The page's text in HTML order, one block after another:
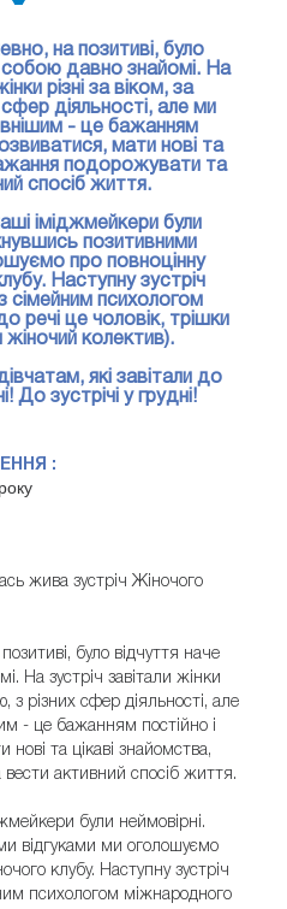
на позитиві, було
собою давно знайомі. На
різні за віком, за
діяльності, але ми
- це бажанням
мати нові та
подорожувати та
спосіб життя.
іміджмейкери були
позитивними
про повноцінну
Наступну зустріч
сімейним психологом
речі це чоловік, трішки
колектив).
які завітали до
До зустрічі у грудні!
:
жива зустріч Жіночого
було відчуття наче
На зустріч завітали жінки
з різних сфер діяльності, але
- це бажанням постійно і
нові та цікаві знайомства,
активний спосіб життя.
були неймовірні.
відгуками ми оголошуємо
клубу. Наступну зустріч
психологом міжнародного